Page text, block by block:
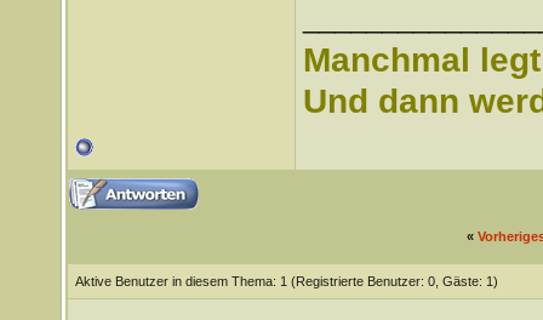
Manchmal
Und dann
«
Aktive Benutzer in diesem Thema: 1 (Registrierte Benutzer: 0, Gäste: 1)